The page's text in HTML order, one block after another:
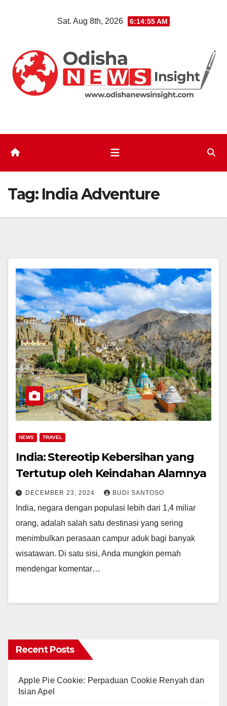
Sat. Aug 8th, 2026 6:14:55 AM
Tag: India Adventure
NEWS TRAVEL
India: Stereotip Kebersihan yang
Tertutup oleh Keindahan Alamnya
DECEMBER 23, 2024 BUDI SANTOSO
India, negara dengan populasi lebih dari 1,4 miliar
orang, adalah salah satu destinasi yang sering
menimbulkan perasaan campur aduk bagi banyak
wisatawan. Di satu sisi, Anda mungkin pernah
mendengar komentar…
Recent Posts
Apple Pie Cookie: Perpaduan Cookie Renyah dan
Isian Apel